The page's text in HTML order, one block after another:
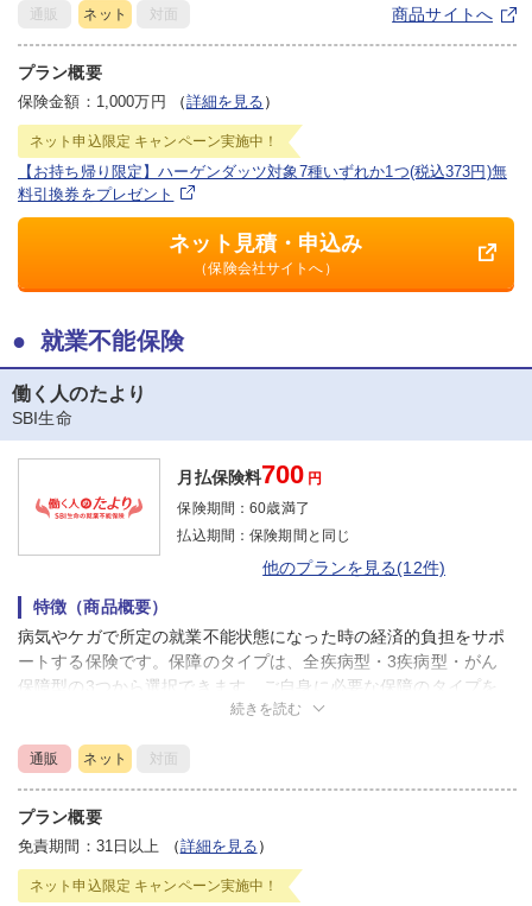
ネット見積・申込み
（保険会社サイトへ）
通販 ネット 対面 商品サイトへ
プラン概要
保険金額：1,000万円 （詳細を見る ）
ネット申込限定 キャンペーン実施中！
【お持ち帰り限定】ハーゲンダッツ対象7種いずれか1つ(税込373円)無
料引換券をプレゼント
就業不能保険
働く人のたより
SBI生命
月払保険料700 円
保険期間：60歳満了
払込期間：保険期間と同じ
他のプランを見る(12件)
特徴（商品概要）
病気やケガで所定の就業不能状態になった時の経済的負担をサポ
ートする保険です。保障のタイプは、全疾病型・3疾病型・がん
保障型の3つから選択できます。ご自身に必要な保障のタイプを
選択することで保険料を抑えることができます。
続きを読む
通販 ネット 対面
プラン概要
免責期間：31日以上 （詳細を見る ）
ネット申込限定 キャンペーン実施中！